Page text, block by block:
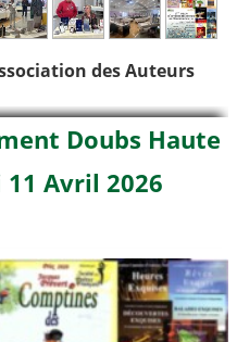
des Auteurs
Doubs Haute
Avril 2026